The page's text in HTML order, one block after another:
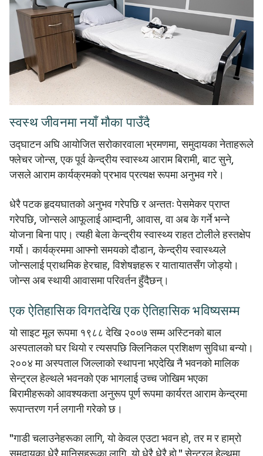
स्वस्थ जीवनमा नयाँ मौका पाउँदै
उद्घाटन अघि आयोजित सरोकारवाला भ्रमणमा, समुदायका नेताहरूले
फ्लेचर जोन्स, एक पूर्व केन्द्रीय स्वास्थ्य आराम बिरामी, बाट सुने,
जसले आराम कार्यक्रमको प्रभाव प्रत्यक्ष रूपमा अनुभव गरे।
धेरै पटक हृदयघातको अनुभव गरेपछि र अन्ततः पेसमेकर प्राप्त
गरेपछि, जोन्सले आफूलाई आम्दानी, आवास, वा अब के गर्ने भन्ने
योजना बिना पाए। त्यही बेला केन्द्रीय स्वास्थ्य राहत टोलीले हस्तक्षेप
गर्यो। कार्यक्रममा आफ्नो समयको दौडान, केन्द्रीय स्वास्थ्यले
जोन्सलाई प्राथमिक हेरचाह, विशेषज्ञहरू र यातायातसँग जोड्यो।
जोन्स अब स्थायी आवासमा परिवर्तन हुँदैछन्।
एक ऐतिहासिक विगतदेखि एक ऐतिहासिक भविष्यसम्म
यो साइट मूल रूपमा १९८८ देखि २००७ सम्म अस्टिनको बाल
अस्पतालको घर थियो र त्यसपछि क्लिनिकल प्रशिक्षण सुविधा बन्यो।
२००४ मा अस्पताल जिल्लाको स्थापना भएदेखि नै भवनको मालिक
सेन्ट्रल हेल्थले भवनको एक भागलाई उच्च जोखिम भएका
बिरामीहरूको आवश्यकता अनुरूप पूर्ण रूपमा कार्यरत आराम केन्द्रमा
रूपान्तरण गर्न लगानी गरेको छ।
"गाडी चलाउनेहरूका लागि, यो केवल एउटा भवन हो, तर म र हाम्रो
समुदायका धेरै मानिसहरूका लागि, यो धेरै धेरै हो," सेन्ट्रल हेल्थमा